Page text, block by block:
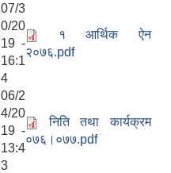
07/3
0/20
19 -
16:1
4
१ आर्थिक ऐन
२०७६.pdf
06/2
4/20
19 -
13:4
3
निति तथा कार्यक्रम
०७६।०७७.pdf